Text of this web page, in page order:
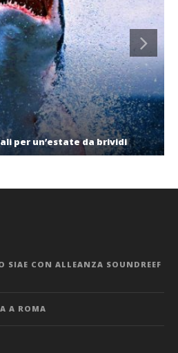
per un’estate da brividi
CON ALLEANZA SOUNDREEF
A ROMA